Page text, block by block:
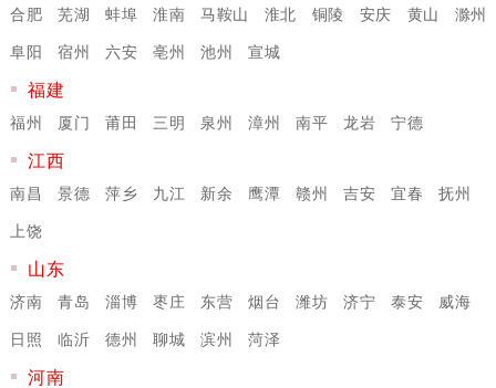
合肥 芜湖 蚌埠 淮南 马鞍山 淮北 铜陵 安庆 黄山
滁州
阜阳
宿州 六安 亳州 池州 宣城
福建
福州 厦门 莆田 三明 泉州 漳州 南平 龙岩 宁德
江西
南昌 景德 萍乡 九江 新余 鹰潭 赣州 吉安 宜春
抚州
上饶
山东
济南 青岛 淄博 枣庄 东营 烟台 潍坊 济宁 泰安
威海
日照
临沂 德州 聊城 滨州 菏泽
河南